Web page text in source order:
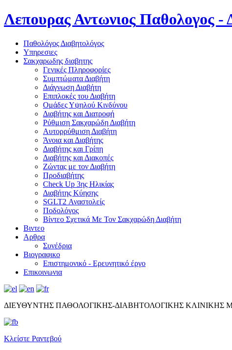
Λεπουρας Αντωνιος Παθολογος -
Παθολόγος Διαβητολόγος
Υπηρεσιες
Σακχαρωδης διαβητης
Γενικές Πληροφορίες
Συμπτώματα Διαβήτη
Διάγνωση Διαβήτη
Επιπλοκές του Διαβήτη
Oμάδες Υψηλού Κινδύνου
Διαβήτης και Διατροφή
Ρύθμιση Σακχαρώδη Διαβήτη
Αυτορρύθμιση Διαβήτη
Άνοια και Διαβήτης
Διαβήτης και Γρίπη
Διαβήτης και Διακοπές
Ζώντας με τον Διαβήτη
Προδιαβήτης
Check Up 3ης Ηλικίας
Διαβήτης Κύησης
SGLT2 Αναστολείς
Ποδολόγος
Βίντεο Σχετικά Με Τον Σακχαρώδη Διαβήτη
Βιντεο
Αρθρα
Συνέδρια
Βιογραφικο
Επιστημονικό - Ερευνητικό έργο
Επικοινωνια
ΔΙΕΥΘΥΝΤΗΣ ΠΑΘΟΛΟΓΙΚΗΣ-ΔΙΑΒΗΤΟΛΟΓΙΚΗΣ ΚΛΙΝΙΚΗΣ
Κλείστε Ραντεβού